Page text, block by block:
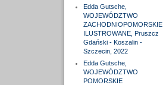
Edda Gutsche,
WOJEWÓDZTWO
ZACHODNIOPOMORSKIE
ILUSTROWANE, Pruszcz
Gdański - Koszalin -
Szczecin, 2022
Edda Gutsche,
WOJEWÓDZTWO
POMORSKIE